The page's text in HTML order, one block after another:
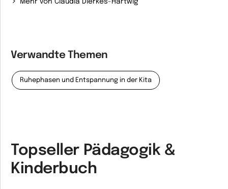
Mehr von Claudia Dierkes-Hartwig
Verwandte Themen
Ruhephasen und Entspannung in der Kita
Topseller Pädagogik &
Kinderbuch